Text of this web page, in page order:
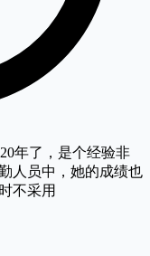
年了，是个经验非
人员中，她的成绩也
不采用